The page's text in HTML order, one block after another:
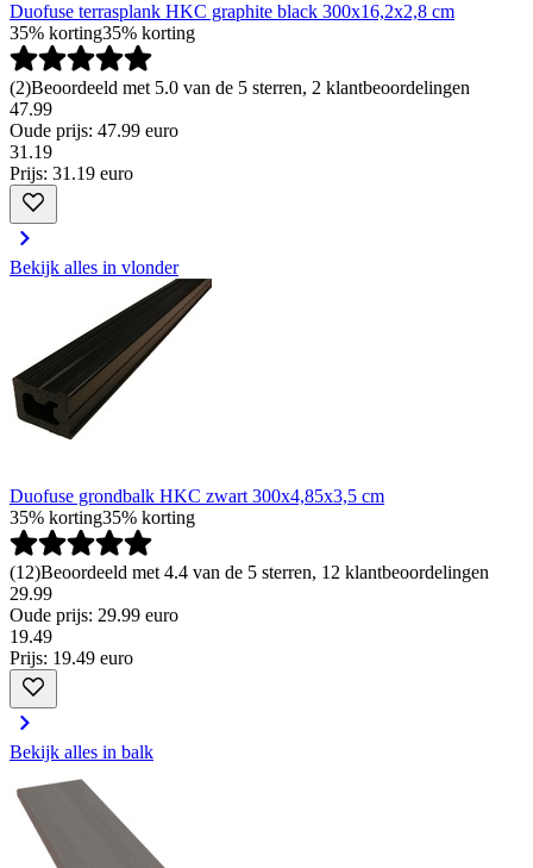
Duofuse terrasplank HKC graphite black 300x16,2x2,8 cm
35% korting35% korting
(2)Beoordeeld met 5.0 van de 5 sterren, 2 klantbeoordelingen
47.99
Oude prijs: 47.99 euro
31 .19
Prijs: 31.19 euro
Bekijk alles in vlonder
Duofuse grondbalk HKC zwart 300x4,85x3,5 cm
35% korting35% korting
(12)Beoordeeld met 4.4 van de 5 sterren, 12 klantbeoordelingen
29.99
Oude prijs: 29.99 euro
19.49
Prijs: 19.49 euro
Bekijk alles in balk